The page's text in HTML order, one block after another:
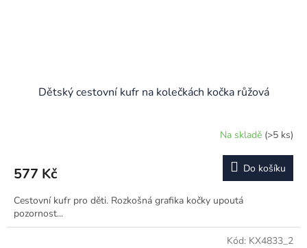
Dětský cestovní kufr na kolečkách kočka růžová
Na skladě (>5 ks)
577 Kč Do košíku
Cestovní kufr pro děti. Rozkošná grafika kočky upoutá
pozornost...
Kód: KX4833_2